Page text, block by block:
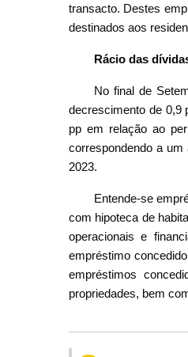
transacto. Destes
destinados aos
Rácio das
No final de
decrescimento de 0,9
pp em relação ao
correspondendo a
2023.
Entende-se
com hipoteca de
operacionais e
empréstimo
empréstimos
propriedades, bem